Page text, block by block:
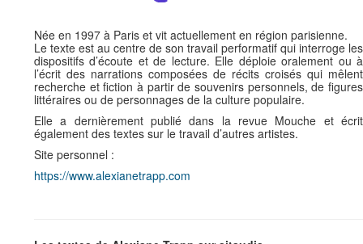
Née en 1997 à Paris et vit actuellement en région parisienne.
Le texte est au centre de son travail performatif qui interroge les
dispositifs d’écoute et de lecture. Elle déploie oralement ou à
l’écrit des narrations composées de récits croisés qui mêlent
recherche et fiction à partir de souvenirs personnels, de figures
littéraires ou de personnages de la culture populaire.
Elle a dernièrement publié dans la revue Mouche et écrit
également des textes sur le travail d’autres artistes.
Site personnel :
https://www.alexianetrapp.com